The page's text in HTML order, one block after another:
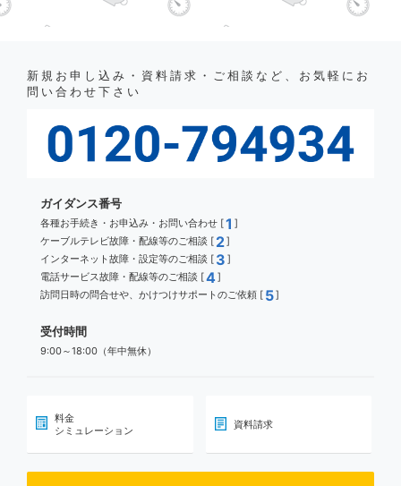
新規お申し込み・資料請求・ご相談など、お気軽にお
問い合わせ下さい
ガイダンス番号
各種お手続き・お申込み・お問い合わせ [1 ]
ケーブルテレビ故障・配線等のご相談 [ 2]
インターネット故障・設定等のご相談 [ 3 ]
電話サービス故障・配線等のご相談 [4]
訪問日時の問合せや、かけつけサポートのご依頼 [ 5]
受付時間
9:00～18:00（年中無休）
料金
シミュレーション
資料請求